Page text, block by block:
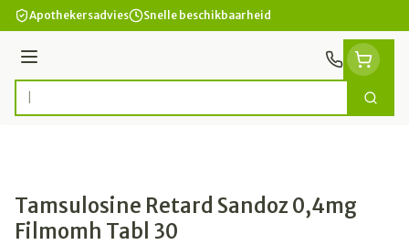
Ga naar de inhoud
Apothekersadvies Snelle beschikbaarheid
Menu
Product, merk, categorie... Zoek
Tamsulosine Retard Sandoz 0,4mg
Filmomh Tabl 30